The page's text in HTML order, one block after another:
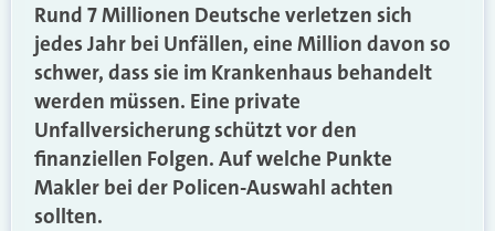
Rund 7 Millionen Deutsche verletzen sich
jedes Jahr bei Unfällen, eine Million davon so
schwer, dass sie im Krankenhaus behandelt
werden müssen. Eine private
Unfallversicherung schützt vor den
finanziellen Folgen. Auf welche Punkte
Makler bei der Policen-Auswahl achten
sollten.